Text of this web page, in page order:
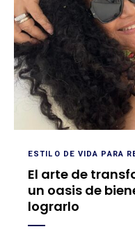
ESTILO DE VIDA PARA
El arte de
un oasis de
lograrlo